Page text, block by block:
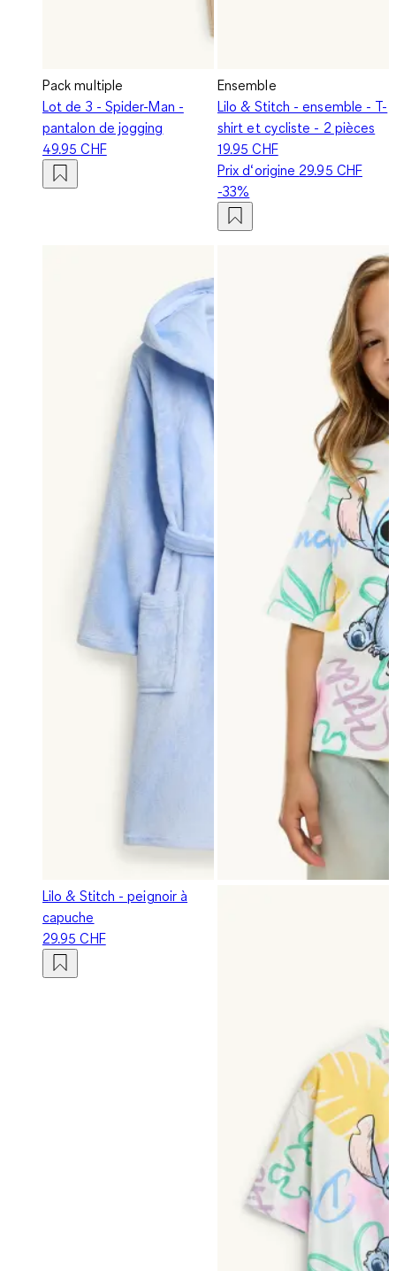
Pack multiple
Lot de 3 - Spider-Man -
pantalon de jogging
49.95 CHF
Ensemble
Lilo & Stitch - ensemble - T-
shirt et cycliste - 2 pièces
19.95 CHF
Prix d‘origine 29.95 CHF
-33%
Lilo & Stitch - peignoir à
capuche
29.95 CHF